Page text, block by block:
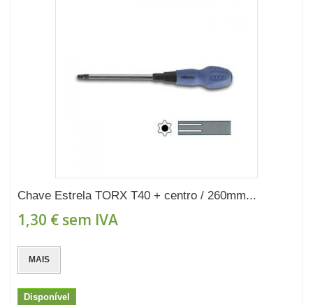
Chave Estrela TORX T40 + centro / 260mm...
1,30 € sem IVA
MAIS
Disponível